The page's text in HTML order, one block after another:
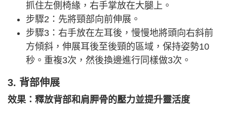
抓住左側椅緣，右手掌放在大腿上。
步驟2：先將頸部向前伸展。
步驟3：右手放在左耳後，慢慢地將頭向右斜前
方傾斜，伸展耳後至後頸的區域，保持姿勢10
秒。重複3次，然後換邊進行同樣做3次。
3. 背部伸展
效果：釋放背部和肩胛骨的壓力並提升靈活度